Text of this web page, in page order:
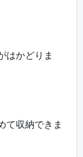
はかどりま
て収納できま